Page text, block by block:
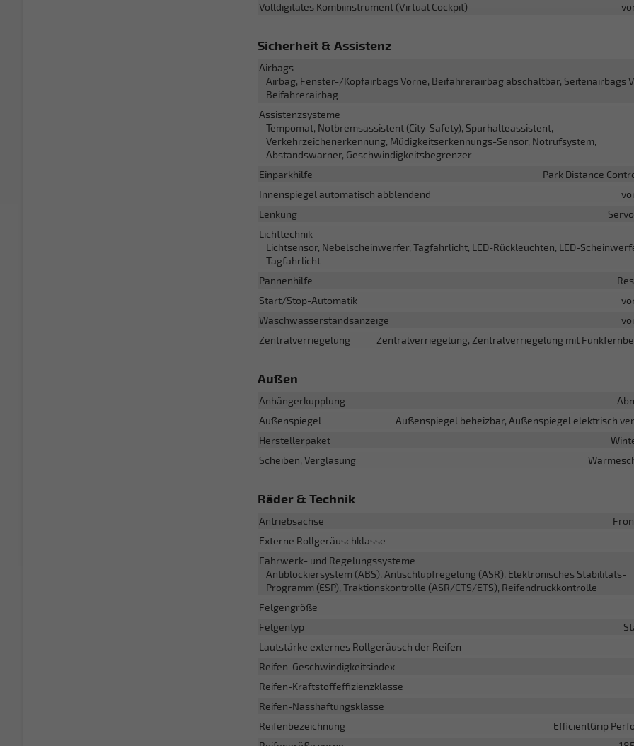
Volldigitales Kombiinstrument (Virtual Cockpit)
Sicherheit & Assistenz
Airbags
Airbag, Fenster-/Kopfairbags Vorne, Beifahrerairbag abschaltbar, Seitenairbags
Beifahrerairbag
Assistenzsysteme
Tempomat, Notbremsassistent (City-Safety), Spurhalteassistent,
Verkehrzeichenerkennung, Müdigkeitserkennungs-Sensor, Notrufsystem,
Abstandswarner, Geschwindigkeitsbegrenzer
Einparkhilfe
Park Distance
Innenspiegel automatisch abblendend
Lenkung
Lichttechnik
Lichtsensor, Nebelscheinwerfer, Tagfahrlicht, LED-Rückleuchten, LED-
Tagfahrlicht
Pannenhilfe
Start/Stop-Automatik
Waschwasserstandsanzeige
Zentralverriegelung
Zentralverriegelung, Zentralverriegelung mit
Außen
Anhängerkupplung
Außenspiegel
Außenspiegel beheizbar, Außenspiegel elektrisch
Herstellerpaket
Scheiben, Verglasung
Räder & Technik
Antriebsachse
Externe Rollgeräuschklasse
Fahrwerk- und Regelungssysteme
Antiblockiersystem (ABS), Antischlupfregelung (ASR), Elektronisches Stabilitäts-
Programm (ESP), Traktionskontrolle (ASR/CTS/ETS), Reifendruckkontrolle
Felgengröße
Felgentyp
Lautstärke externes Rollgeräusch der Reifen
Reifen-Geschwindigkeitsindex
Reifen-Kraftstoffeffizienzklasse
Reifen-Nasshaftungsklasse
Reifenbezeichnung
EfficientGrip